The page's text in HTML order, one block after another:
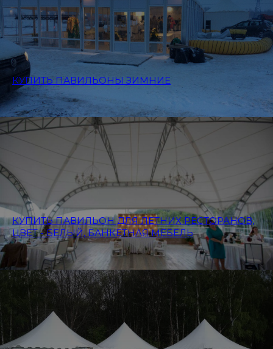
КУПИТЬ ПАВИЛЬОНЫ ЗИМНИЕ
КУПИТЬ ПАВИЛЬОН ДЛЯ ЛЕТНИХ РЕСТОРАНОВ,
ЦВЕТ - БЕЛЫЙ, БАНКЕТНАЯ МЕБЕЛЬ